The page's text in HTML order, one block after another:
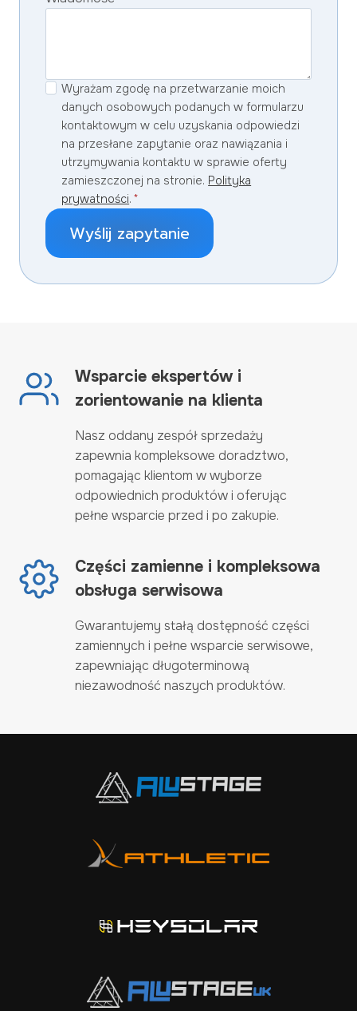
Wyrażam zgodę na przetwarzanie moich
danych osobowych podanych w formularzu
kontaktowym w celu uzyskania odpowiedzi
na przesłane zapytanie oraz nawiązania i
utrzymywania kontaktu w sprawie oferty
zamieszczonej na stronie. Polityka
prywatności. *
Wyślij zapytanie
Wsparcie ekspertów i
zorientowanie na klienta
Nasz oddany zespół sprzedaży
zapewnia kompleksowe doradztwo,
pomagając klientom w wyborze
odpowiednich produktów i oferując
pełne wsparcie przed i po zakupie.
Części zamienne i kompleksowa
obsługa serwisowa
Gwarantujemy stałą dostępność części
zamiennych i pełne wsparcie serwisowe,
zapewniając długoterminową
niezawodność naszych produktów.